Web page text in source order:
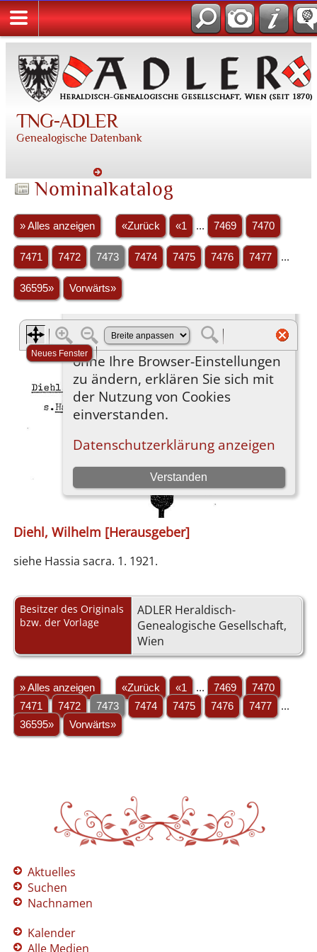
TNG-ADLER
Genealogische Datenbank
Nominalkatalog
» Alles anzeigen «Zurück «1 ... 7469 7470
7471 7472 7473 7474 7475 7476 7477 ...
36595» Vorwärts»
Diehl, Wilhelm [Herausgeber]
siehe Hassia sacra. 1. 1921.
Besitzer des Originals
bzw. der Vorlage
ADLER Heraldisch-
Genealogische Gesellschaft,
Wien
» Alles anzeigen «Zurück «1 ... 7469
7470
7471
7472 7473 7474 7475 7476 7477
...
36595»
Vorwärts»
Aktuelles
Suchen
Nachnamen
Kalender
Alle Medien